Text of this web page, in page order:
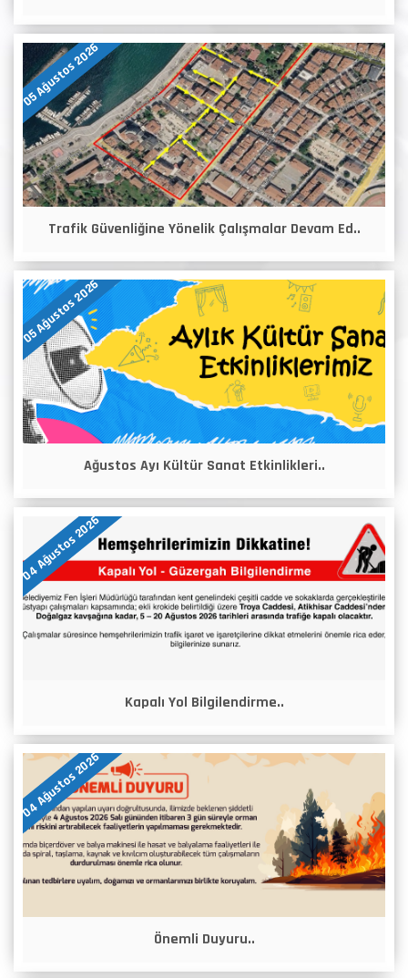
05 Ağustos 2026
Trafik Güvenliğine Yönelik Çalışmalar Devam Ed..
05 Ağustos 2026
Ağustos Ayı Kültür Sanat Etkinlikleri..
04 Ağustos 2026
Kapalı Yol Bilgilendirme..
04 Ağustos 2026
Önemli Duyuru..